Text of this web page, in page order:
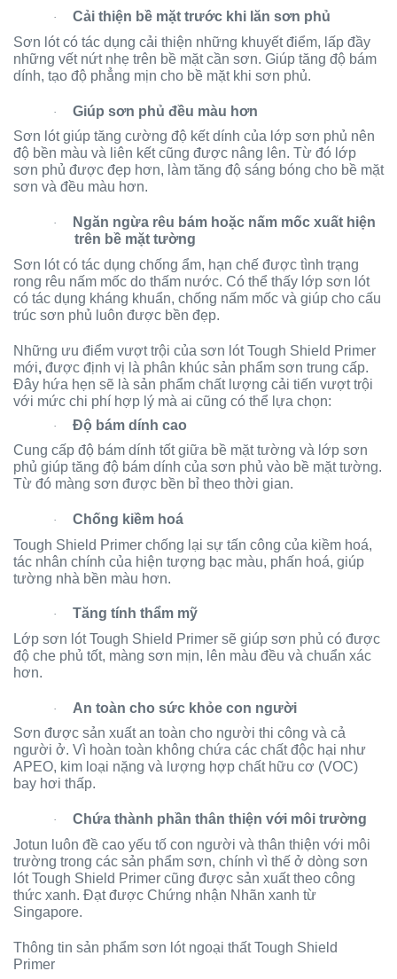
·
Cải thiện bề mặt trước khi lăn sơn phủ
Sơn lót có tác dụng cải thiện những khuyết điểm, lấp đầy
những vết nứt nhẹ trên bề mặt cần sơn. Giúp tăng độ bám
dính, tạo độ phẳng mịn cho bề mặt khi sơn phủ.
·
Giúp sơn phủ đều màu hơn
Sơn lót giúp tăng cường độ kết dính của lớp sơn phủ nên
độ bền màu và liên kết cũng được nâng lên. Từ đó lớp
sơn phủ được đẹp hơn, làm tăng độ sáng bóng cho bề mặt
sơn và đều màu hơn.
·
Ngăn ngừa rêu bám hoặc nấm mốc xuất hiện
trên bề mặt tường
Sơn lót có tác dụng chống ẩm, hạn chế được tình trạng
rong rêu nấm mốc do thấm nước. Có thể thấy lớp sơn lót
có tác dụng kháng khuẩn, chống nấm mốc và giúp cho cấu
trúc sơn phủ luôn được bền đẹp.
Những ưu điểm vượt trội của sơn lót Tough Shield Primer
mới, được định vị là phân khúc sản phẩm sơn trung cấp.
Đây hứa hẹn sẽ là sản phẩm chất lượng cải tiến vượt trội
với mức chi phí hợp lý mà ai cũng có thể lựa chọn:
·
Độ bám dính cao
Cung cấp độ bám dính tốt giữa bề mặt tường và lớp sơn
phủ giúp tăng độ bám dính của sơn phủ vào bề mặt tường.
Từ đó màng sơn được bền bỉ theo thời gian.
·
Chống kiềm hoá
Tough Shield Primer chống lại sự tấn công của kiềm hoá,
tác nhân chính của hiện tượng bạc màu, phấn hoá, giúp
tường nhà bền màu hơn.
·
Tăng tính thẩm mỹ
Lớp sơn lót Tough Shield Primer sẽ giúp sơn phủ có được
độ che phủ tốt, màng sơn mịn, lên màu đều và chuẩn xác
hơn.
·
An toàn cho sức khỏe con người
Sơn được sản xuất an toàn cho người thi công và cả
người ở. Vì hoàn toàn không chứa các chất độc hại như
APEO, kim loại nặng và lượng hợp chất hữu cơ (VOC)
bay hơi thấp.
·
Chứa thành phần thân thiện với môi trường
Jotun luôn đề cao yếu tố con người và thân thiện với môi
trường trong các sản phẩm sơn, chính vì thế ở dòng sơn
lót Tough Shield Primer cũng được sản xuất theo công
thức xanh. Đạt được Chứng nhận Nhãn xanh từ
Singapore.
Thông tin sản phẩm sơn lót ngoại thất Tough Shield
Primer